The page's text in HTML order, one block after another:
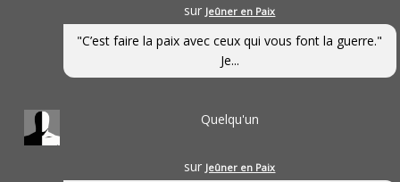
sur Jeûner en Paix
"C’est faire la paix avec ceux qui vous font la guerre."
Je...
Quelqu'un
sur Jeûner en Paix